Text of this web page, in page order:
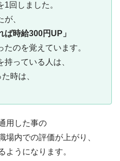
1回しました。
、
ば時給300円UP」
のを覚えています。
っている人は、
時は、
用した事の
場内での評価が上がり、
ようになります。